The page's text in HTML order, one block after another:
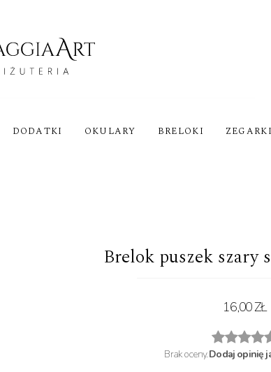
DODATKI OKULARY BRELOKI ZEGARKI
Brelok puszek szary
16,00 ZŁ
Brak oceny.Dodaj opinię